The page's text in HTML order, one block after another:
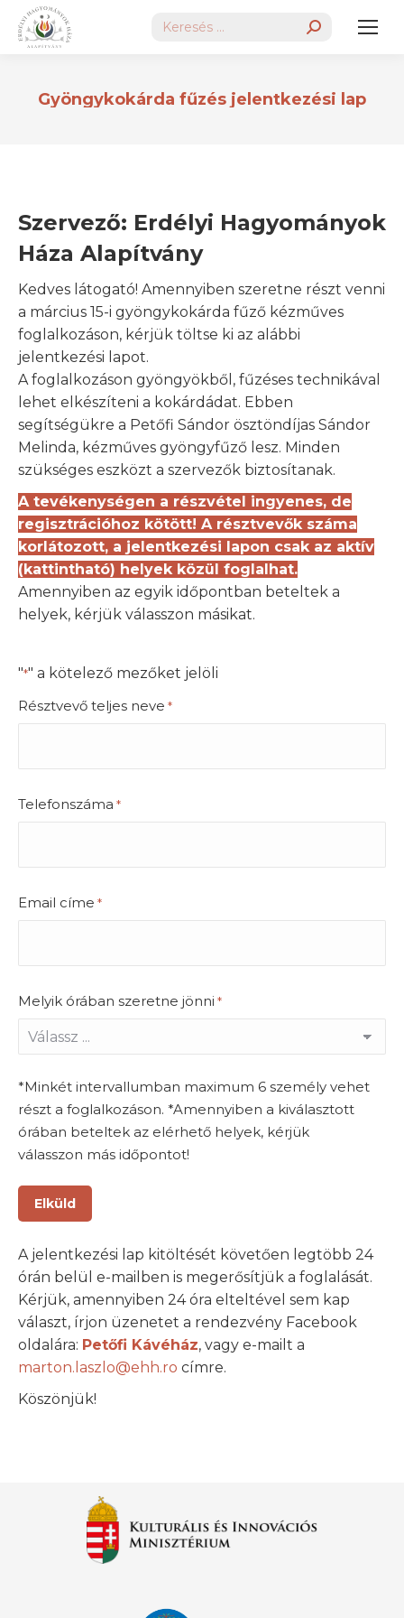
Search:
Gyöngykokárda fűzés jelentkezési lap
Szervező: Erdélyi Hagyományok
Háza Alapítvány
Kedves látogató! Amennyiben szeretne részt venni
a március 15-i gyöngykokárda fűző kézműves
foglalkozáson, kérjük töltse ki az alábbi
jelentkezési lapot.
A foglalkozáson gyöngyökből, fűzéses technikával
lehet elkészíteni a kokárdádat. Ebben
segítségükre a Petőfi Sándor ösztöndíjas Sándor
Melinda, kézműves gyöngyfűző lesz. Minden
szükséges eszközt a szervezők biztosítanak.
A tevékenységen a részvétel ingyenes, de
regisztrációhoz kötött! A résztvevők száma
korlátozott, a jelentkezési lapon csak az aktív
(kattintható) helyek közül foglalhat.
Amennyiben az egyik időpontban beteltek a
helyek, kérjük válasszon másikat.
"*" a kötelező mezőket jelöli
Résztvevő teljes neve *
Telefonszáma *
Email címe *
Melyik órában szeretne jönni *
*Minkét intervallumban maximum 6 személy vehet
részt a foglalkozáson. *Amennyiben a kiválasztott
órában beteltek az elérhető helyek, kérjük
válasszon más időpontot!
A jelentkezési lap kitöltését követően legtöbb 24
órán belül e-mailben is megerősítjük a foglalását.
Kérjük, amennyiben 24 óra elteltével sem kap
választ, írjon üzenetet a rendezvény Facebook
oldalára: Petőfi Kávéház, vagy e-mailt a
marton.laszlo@ehh.ro címre.
Köszönjük!